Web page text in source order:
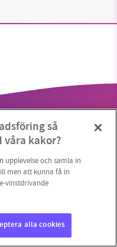
Cookieinställningar
framtid. Sedan
vi hoppas att du
en slant till
så
kakor?
och samla in
men att kunna få in
vinstdrivande
alla cookies